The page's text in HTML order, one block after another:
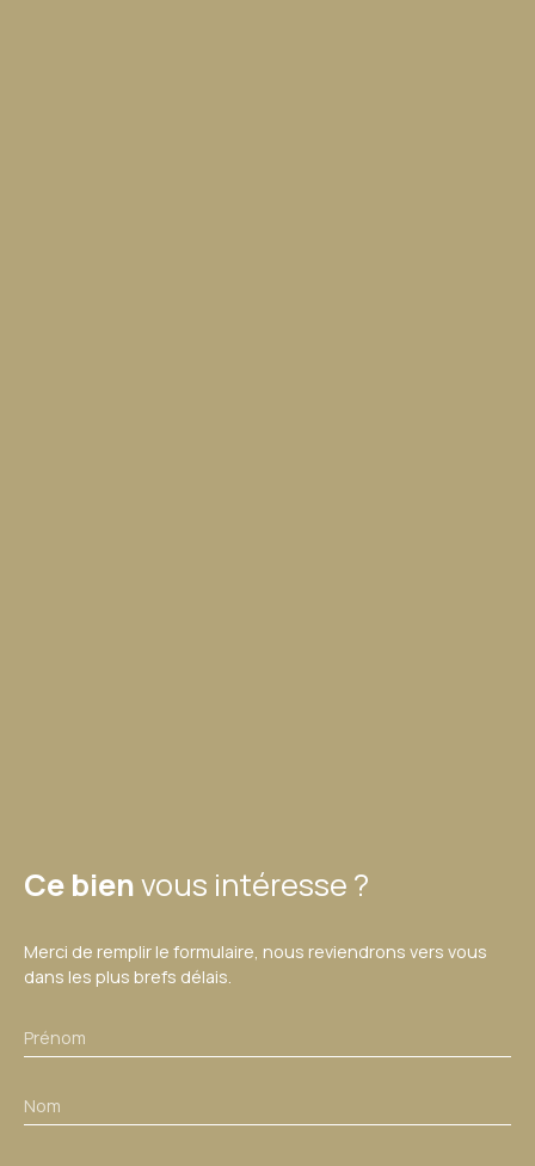
Ce bienvous intéresse ?
Merci de remplir le formulaire, nous reviendrons vers vous
dans les plus brefs délais.
Prénom
Nom